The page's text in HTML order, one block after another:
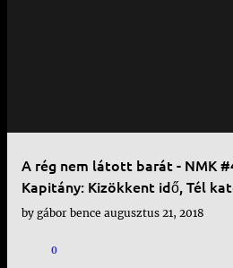
A rég nem látott barát - NMK
Kapitány: Kizökkent idő, Tél
by gábor bence augusztus 21, 2018
0